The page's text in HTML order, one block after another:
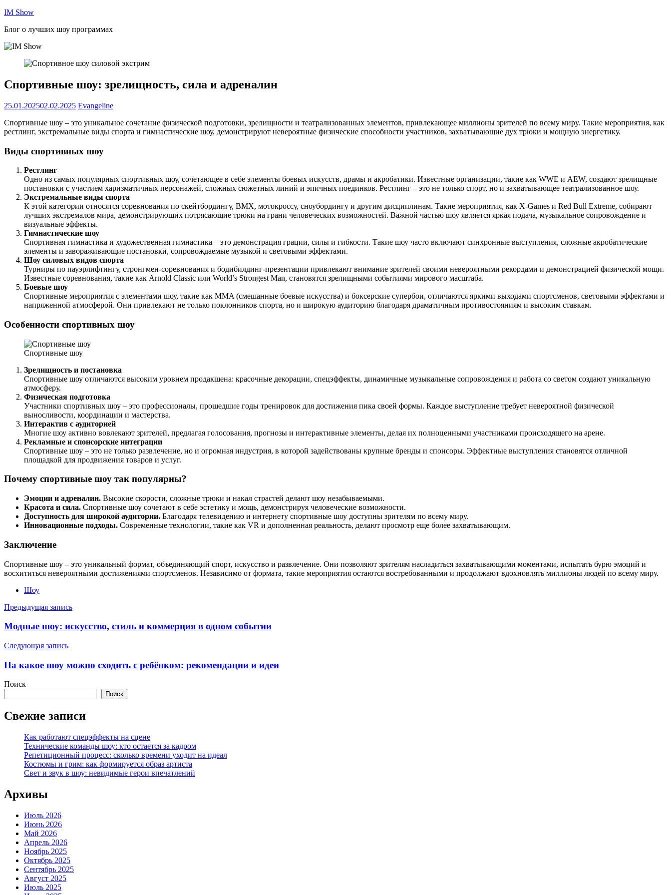
Перейти
содержимому
IM Show
Блог о лучших шоу программах
Спортивные шоу: зрелищность, сила и адреналин
25.01.202502.02.2025 Evangeline
Спортивные шоу – это уникальное сочетание физической подготовки, зрелищности и театрализованных элементов, привлекающее миллионы зрителей по всему миру. Такие мероприятия, как
рестлинг, экстремальные виды спорта и гимнастические шоу, демонстрируют невероятные физические способности участников, захватывающие дух трюки и мощную энергетику.
Виды спортивных шоу
Рестлинг
Одно из самых популярных спортивных шоу, сочетающее в себе элементы боевых искусств, драмы и акробатики. Известные организации, такие как WWE и AEW, создают зрелищные
постановки с участием харизматичных персонажей, сложных сюжетных линий и эпичных поединков. Рестлинг – это не только спорт, но и захватывающее театрализованное шоу.
Экстремальные виды спорта
К этой категории относятся соревнования по скейтбордингу, BMX, мотокроссу, сноубордингу и другим дисциплинам. Такие мероприятия, как X-Games и Red Bull Extreme, собирают
лучших экстремалов мира, демонстрирующих потрясающие трюки на грани человеческих возможностей. Важной частью шоу является яркая подача, музыкальное сопровождение и
визуальные эффекты.
Гимнастические шоу
Спортивная гимнастика и художественная гимнастика – это демонстрация грации, силы и гибкости. Такие шоу часто включают синхронные выступления, сложные акробатические
элементы и завораживающие постановки, сопровождаемые музыкой и световыми эффектами.
Шоу силовых видов спорта
Турниры по пауэрлифтингу, стронгмен-соревнования и бодибилдинг-презентации привлекают внимание зрителей своими невероятными рекордами и демонстрацией физической мощи.
Известные соревнования, такие как Arnold Classic или World’s Strongest Man, становятся зрелищными событиями мирового масштаба.
Боевые шоу
Спортивные мероприятия с элементами шоу, такие как MMA (смешанные боевые искусства) и боксерские супербои, отличаются яркими выходами спортсменов, световыми эффектами и
напряженной атмосферой. Они привлекают не только поклонников спорта, но и широкую аудиторию благодаря драматичным противостояниям и высоким ставкам.
Особенности спортивных шоу
Спортивные шоу
Зрелищность и постановка
Спортивные шоу отличаются высоким уровнем продакшена: красочные декорации, спецэффекты, динамичные музыкальные сопровождения и работа со светом создают уникальную
атмосферу.
Физическая подготовка
Участники спортивных шоу – это профессионалы, прошедшие годы тренировок для достижения пика своей формы. Каждое выступление требует невероятной физической
выносливости, координации и мастерства.
Интерактив с аудиторией
Многие шоу активно вовлекают зрителей, предлагая голосования, прогнозы и интерактивные элементы, делая их полноценными участниками происходящего на арене.
Рекламные и спонсорские интеграции
Спортивные шоу – это не только развлечение, но и огромная индустрия, в которой задействованы крупные бренды и спонсоры. Эффектные выступления становятся отличной
площадкой для продвижения товаров и услуг.
Почему спортивные шоу так популярны?
Эмоции и адреналин. Высокие скорости, сложные трюки и накал страстей делают шоу незабываемыми.
Красота и сила. Спортивные шоу сочетают в себе эстетику и мощь, демонстрируя человеческие возможности.
Доступность для широкой аудитории. Благодаря телевидению и интернету спортивные шоу доступны зрителям по всему миру.
Инновационные подходы. Современные технологии, такие как VR и дополненная реальность, делают просмотр еще более захватывающим.
Заключение
Спортивные шоу – это уникальный формат, объединяющий спорт, искусство и развлечение. Они позволяют зрителям насладиться захватывающими моментами, испытать бурю эмоций и
восхититься невероятными достижениями спортсменов. Независимо от формата, такие мероприятия остаются востребованными и продолжают вдохновлять миллионы людей по всему миру.
Шоу
Навигация
по
Предыдущая запись
Модные шоу: искусство, стиль и коммерция в одном событии
Следующая запись
На какое шоу можно сходить с ребёнком: рекомендации и идеи
Поиск
Поиск
Свежие записи
Как работают спецэффекты на сцене
Технические команды шоу: кто остается за кадром
Репетиционный процесс: сколько времени уходит на идеал
Костюмы и грим: как формируется образ артиста
Свет и звук в шоу: невидимые герои впечатлений
Архивы
Июль 2026
Июнь 2026
Май 2026
Апрель 2026
Ноябрь 2025
Октябрь 2025
Сентябрь 2025
Август 2025
Июль 2025